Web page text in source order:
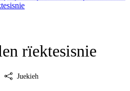
rïektesisnie
Juekieh